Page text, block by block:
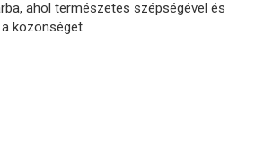
ahol természetes szépségével és
közönséget.